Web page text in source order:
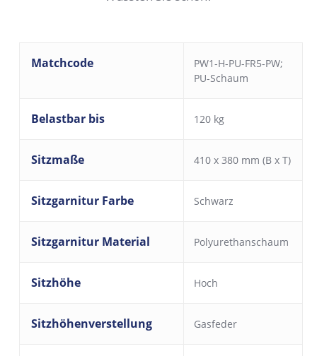
Matchcode
PW1-H-PU-FR5-PW;
PU-Schaum
Belastbar bis 120 kg
Sitzmaße 410 x 380 mm (B x T)
Sitzgarnitur Farbe Schwarz
Sitzgarnitur Material Polyurethanschaum
Sitzhöhe Hoch
Sitzhöhenverstellung Gasfeder